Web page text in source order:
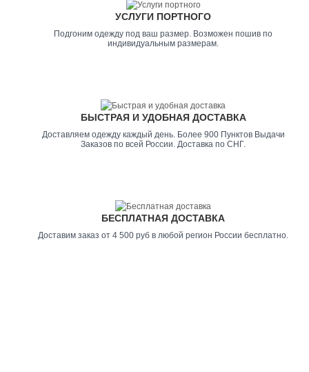
УСЛУГИ ПОРТНОГО
Подгоним одежду под ваш размер. Возможен пошив по
индивидуальным размерам.
БЫСТРАЯ И УДОБНАЯ ДОСТАВКА
Доставляем одежду каждый день. Более 900 Пунктов Выдачи
Заказов по всей России. Доставка по СНГ.
БЕСПЛАТНАЯ ДОСТАВКА
Доставим заказ от 4 500 руб в любой регион России бесплатно.